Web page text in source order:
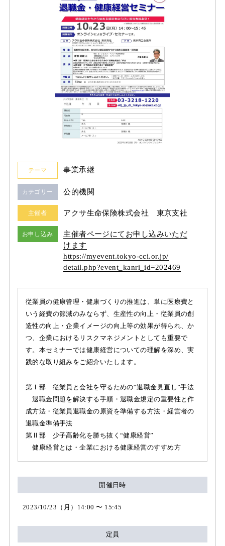
カテゴリー 公的機関
テーマ 事業承継
主催者 アクサ生命保険株式会社 東京支社
お申し込み
主催者ページにてお申し込みいただ
けます
https://myevent.tokyo-cci.or.jp/
detail.php?event_kanri_id=202469
従業員の健康管理・健康づくりの推進は、単に医療費と
いう経費の節減のみならず、生産性の向上・従業員の創
造性の向上・企業イメージの向上等の効果が得られ、か
つ、企業におけるリスクマネジメントとしても重要で
す。本セミナーでは健康経営についての理解を深め、実
践的な取り組みをご紹介いたします。
第Ⅰ部 従業員と会社を守るための“退職金見直し”手法
退職金問題を解決する手順・退職金規定の重要性と作
成方法・従業員退職金の原資を準備する方法・経営者の
退職金準備手法
第Ⅱ部 少子高齢化を勝ち抜く“健康経営”
健康経営とは・企業における健康経営のすすめ方
開催日時
2023/10/23（月）14:00 〜 15:45
定員